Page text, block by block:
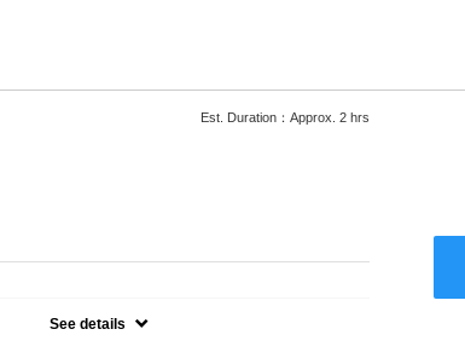
Est. Duration：Approx. 2 hrs
See details